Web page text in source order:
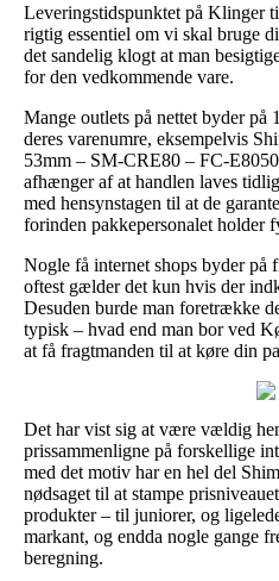
Leveringstidspunktet på Klinger
rigtig essentiel om vi skal bruge
det sandelig klogt at man
for den vedkommende vare.
Mange outlets på nettet byder på
deres varenumre, eksempelvis
53mm – SM-CRE80 – FC-
afhænger af at handlen laves
med hensynstagen til at de
forinden pakkepersonalet holder
Nogle få internet shops byder på
oftest gælder det kun hvis der
Desuden burde man foretrække
typisk – hvad end man bor ved
at få fragtmanden til at køre din
Det har vist sig at være vældig
prissammenligne på forskellige
med det motiv har en hel del
nødsaget til at stampe
produkter – til juniorer, og
markant, og endda nogle gange
beregning.